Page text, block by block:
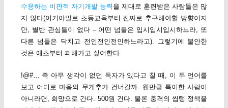
수용하는 비판적 자기개발 능력 을 제대로 훈련받은 사람들은 많
지 않다(이거야말로 초등교육부터 진짜로 추구해야할 방향이지
만, 별반 관심들이 없다 – 어떤 넘들은 입시입시입시하느라, 또
다른 넘들은 닥치고 전인전인전인하느라고). 그렇기에 불안한
것은 애초부터 피해가고 싶어한다.
!@#… 즉 아무 생각이 없던 독자가 있다고 칠 때, 이 두 언어를
보고 어디로 마음의 무게추가 건너갈까. 웬만큼 특이한 사람이
아니라면, 희망으로 간다. 500원 건다. 물론 충격의 씹탱 정책을